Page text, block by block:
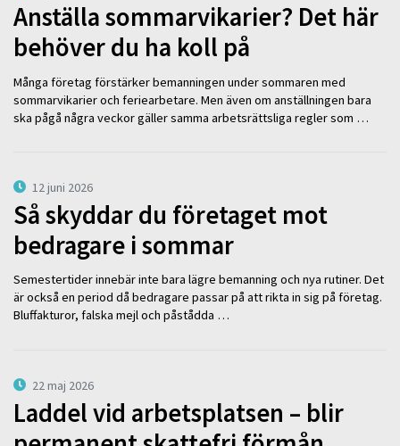
Anställa sommarvikarier? Det här
behöver du ha koll på
Många företag förstärker bemanningen under sommaren med
sommarvikarier och feriearbetare. Men även om anställningen bara
ska pågå några veckor gäller samma arbetsrättsliga regler som …
12 juni 2026
Så skyddar du företaget mot
bedragare i sommar
Semestertider innebär inte bara lägre bemanning och nya rutiner. Det
är också en period då bedragare passar på att rikta in sig på företag.
Bluffakturor, falska mejl och påstådda …
22 maj 2026
Laddel vid arbetsplatsen – blir